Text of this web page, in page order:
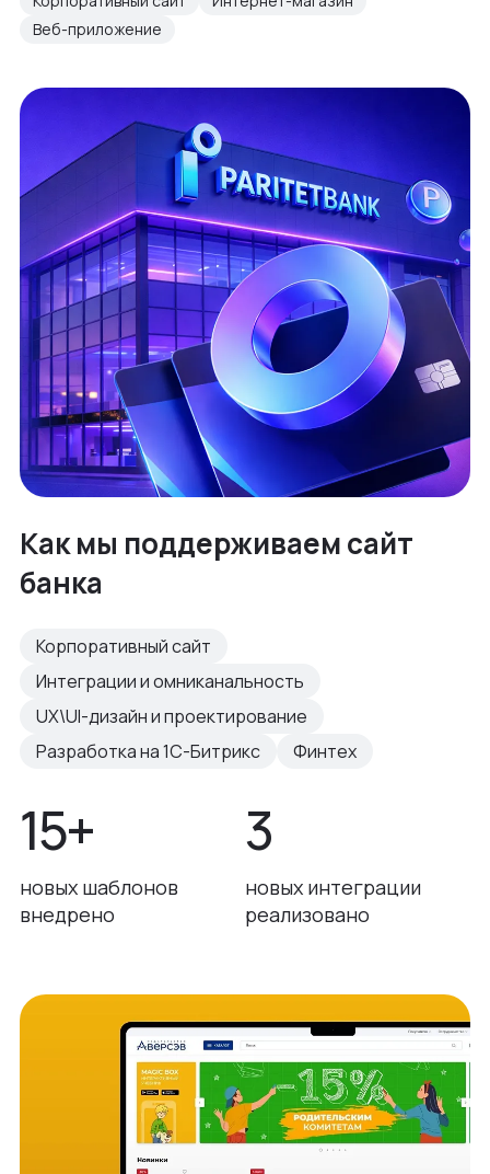
Веб-приложение
Как мы поддерживаем сайт
банка
Корпоративный сайт
Интеграции и омниканальность
UX\UI-дизайн и проектирование
Разработка на 1С-Битрикс
Финтех
15+
новых шаблонов
внедрено
3
новых интеграции
реализовано